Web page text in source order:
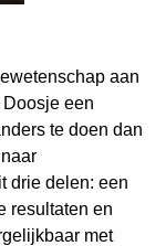
aan
een
te doen dan
drie delen: een
resultaten en
met